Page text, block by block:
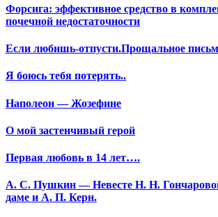
Форсига: эффективное средство в
почечной недостаточности
Если любишь-отпусти.Прощальное
Я боюсь тебя потерять..
Наполеон — Жозефине
О мой застенчивый герой
Первая любовь в 14 лет….
А. С. Пушкин — Невесте Н. Н.
даме и А. П. Керн.